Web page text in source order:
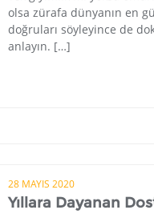
olsa zürafa dünyanın en
doğruları söyleyince de
anlayın. […]
28 MAYIS 2020
Yıllara Dayanan